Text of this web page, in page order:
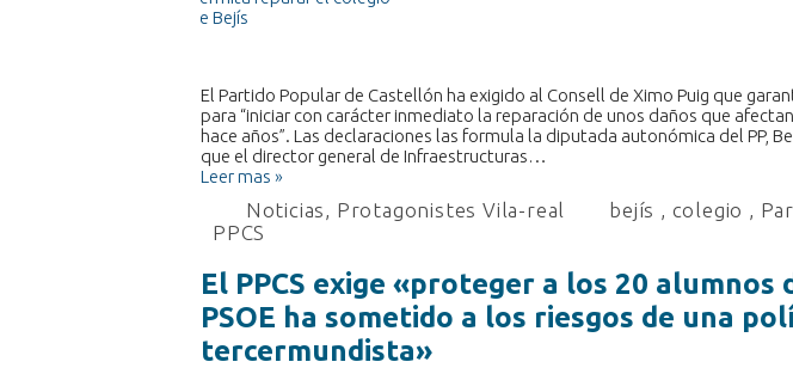
El Partido Popular de Castellón ha exigido al Consell de Ximo Puig que
para “iniciar con carácter inmediato la reparación de unos daños que
hace años”. Las declaraciones las formula la diputada autonómica del PP,
que el director general de Infraestructuras…
Leer mas »
Noticias, Protagonistes Vila-real bejís , colegio ,
PPCS
El PPCS exige «proteger a los 20 alumnos
PSOE ha sometido a los riesgos de una
tercermundista»